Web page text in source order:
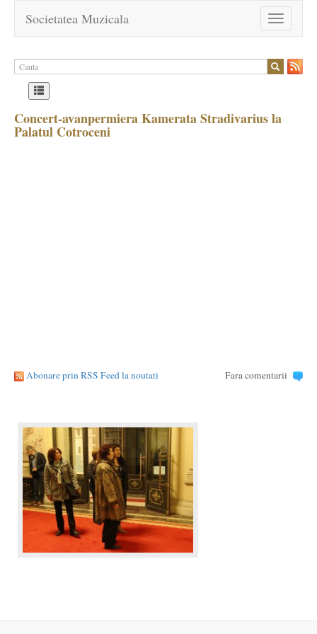
Toggle
navigation
Societatea Muzicala
Concert-avanpermiera Kamerata Stradivarius la
Palatul Cotroceni
Abonare prin RSS Feed la noutati Fara comentarii